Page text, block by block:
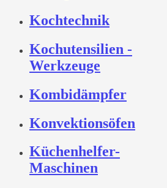
Kochtechnik
Kochutensilien -
Werkzeuge
Kombidämpfer
Konvektionsöfen
Küchenhelfer-
Maschinen